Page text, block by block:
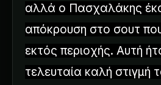
αλλά ο Πασχαλάκης
απόκρουση στο σουτ
εκτός περιοχής. Αυτή
τελευταία καλή στιγμή